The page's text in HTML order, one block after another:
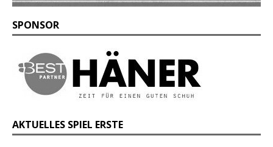
SPONSOR
AKTUELLES SPIEL ERSTE